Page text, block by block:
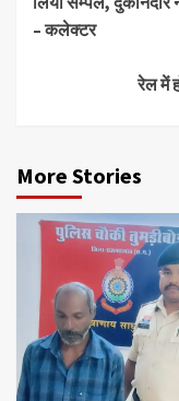
– कलेक्टर
रेल में
More Stories